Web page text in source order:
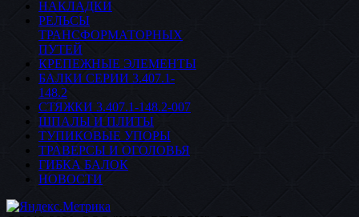
НАКЛАДКИ
РЕЛЬСЫ
ТРАНСФОРМАТОРНЫХ
ПУТЕЙ
КРЕПЕЖНЫЕ ЭЛЕМЕНТЫ
БАЛКИ СЕРИИ 3.407.1-
148.2
СТЯЖКИ 3.407.1-148.2-007
ШПАЛЫ И ПЛИТЫ
ТУПИКОВЫЕ УПОРЫ
ТРАВЕРСЫ И ОГОЛОВЬЯ
ГИБКА БАЛОК
НОВОСТИ